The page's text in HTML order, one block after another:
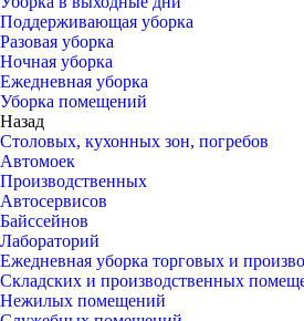
Поддерживающая уборка
Разовая уборка
Ночная уборка
Ежедневная уборка
Уборка помещений
Назад
Столовых, кухонных зон, погребов
Автомоек
Производственных
Автосервисов
Байссейнов
Лабораторий
Ежедневная уборка торговых и
Складских и производственных
Нежилых помещений